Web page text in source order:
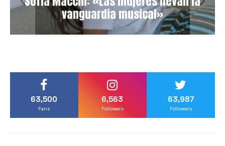
vanguardia musical»
63,500
Fans
6,563
Followers
63,987
Followers